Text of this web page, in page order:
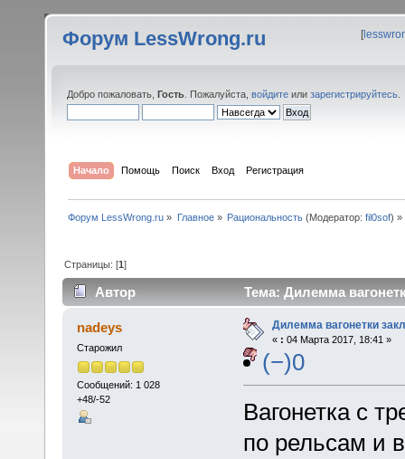
Форум LessWrong.ru [
Добро пожаловать, Гость . Пожалуйста, войдите или зарегистрируйтесь
Начало Помощь Поиск Вход Регистрация
Форум LessWrong.ru » Главное» Рациональность(Модератор: fil0sof) »
Страницы: [1]
Автор Тема: Дилемма
nadeys
Старожил
Сообщений: 1 028
+48/-52
Дилемма вагонетки
« : 04 Марта 2017, 18:41 »
(−)0
Вагонетка с
по рельсам и